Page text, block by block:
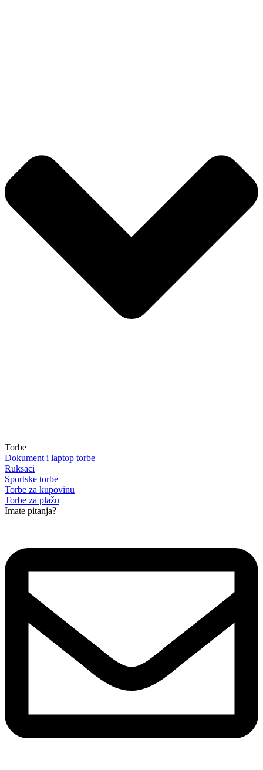
Torbe
Dokument i laptop torbe
Ruksaci
Sportske torbe
Torbe za kupovinu
Torbe za plažu
Imate pitanja?